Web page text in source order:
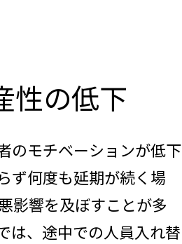
性の低下
のモチベーションが低下
ず何度も延期が続く場
影響を及ぼすことが多
は、途中での人員入れ替